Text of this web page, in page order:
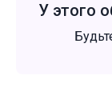
У этого